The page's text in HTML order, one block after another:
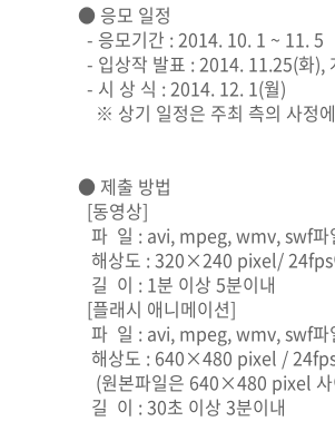
● 응모 일정
- 응모기간 : 2014. 10. 1 ~ 11. 5
- 입상작 발표 : 2014. 11.25(화),
- 시 상 식 : 2014. 12. 1(월)
※ 상기 일정은 주최 측의 사정
● 제출 방법
[동영상]
파 일 : avi, mpeg, wmv, swf파
해상도 : 320×240 pixel/ 24fps
길 이 : 1분 이상 5분이내
[플래시 애니메이션]
파 일 : avi, mpeg, wmv, swf파
해상도 : 640×480 pixel /
(원본파일은 640×480 pixel 사
길 이 : 30초 이상 3분이내